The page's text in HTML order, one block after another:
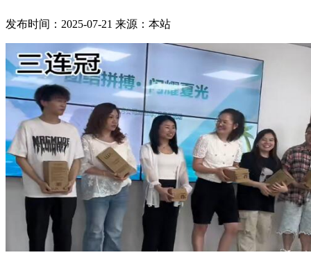
发布时间：2025-07-21 来源：本站